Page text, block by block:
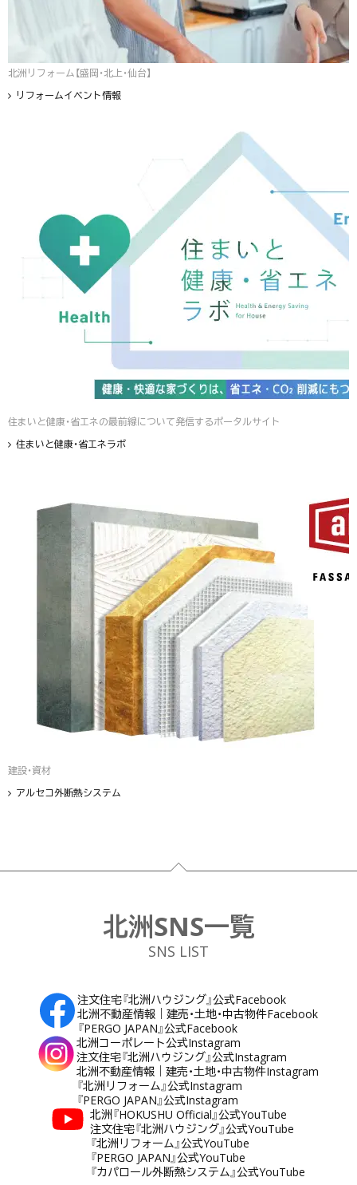
北洲リフォーム【盛岡・北上・仙台】
リフォームイベント情報
住まいと健康・省エネの最前線について発信するポータルサイト
住まいと健康・省エネラボ
建設・資材
アルセコ外断熱システム
フッター
北洲SNS一覧
SNS LIST
注文住宅『北洲ハウジング』公式Facebook
北洲不動産情報｜建売・土地・中古物件Facebook
『PERGO JAPAN』公式Facebook
北洲コーポレート公式Instagram
注文住宅『北洲ハウジング』公式Instagram
北洲不動産情報｜建売・土地・中古物件Instagram
『北洲リフォーム』公式Instagram
『PERGO JAPAN』公式Instagram
北洲『HOKUSHU Official』公式YouTube
注文住宅『北洲ハウジング』公式YouTube
『北洲リフォーム』公式YouTube
『PERGO JAPAN』公式YouTube
『カパロール外断熱システム』公式YouTube